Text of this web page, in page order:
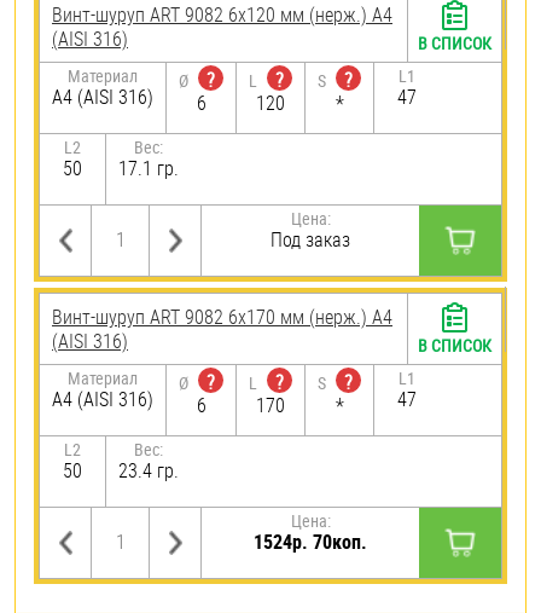
Винт-шуруп ART 9082 6х120 мм (нерж.) A4
(AISI 316)
Материал
A4 (AISI 316)
Ø
?
6
L
?
120
S
?
*
L1
47
L2
50
Вес:
17.1 гр.
Цена:
Под заказ
В СПИСОК
Винт-шуруп ART 9082 6х170 мм (нерж.) A4
(AISI 316)
Материал
A4 (AISI 316)
Ø
?
6
L
?
170
S
?
*
L1
47
L2
50
Вес:
23.4 гр.
Цена:
1524р. 70коп.
В СПИСОК